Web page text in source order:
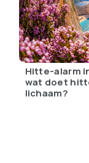
Hitte-alarm
wat doet
lichaam?